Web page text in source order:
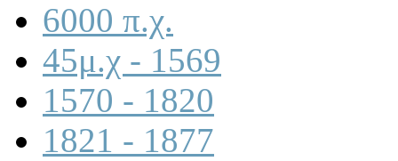
6000 π.χ.
45μ.χ - 1569
1570 - 1820
1821 - 1877